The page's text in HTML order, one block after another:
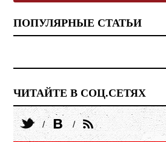
ПОПУЛЯРНЫЕ СТАТЬИ
ЧИТАЙТЕ В СОЦ.СЕТЯХ